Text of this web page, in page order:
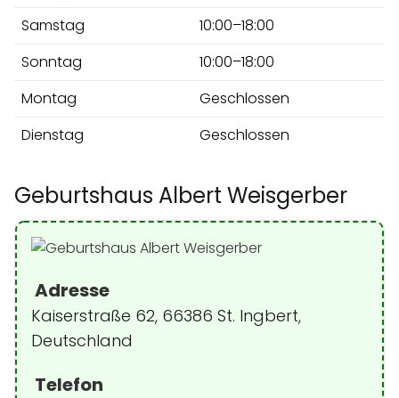
Samstag
10:00–18:00
Sonntag
10:00–18:00
Montag
Geschlossen
Dienstag
Geschlossen
Geburtshaus Albert Weisgerber
Adresse
Kaiserstraße 62, 66386 St. Ingbert,
Deutschland
Telefon